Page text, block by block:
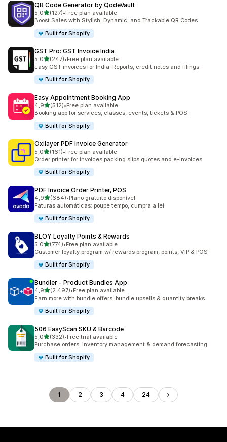
QR Code Generator by QodeVault
5,0de 5 estrelas
(127)
127 total de avaliações
•Free plan available
Boost Sales with Stylish, Dynamic, and Trackable QR Codes.
Built for Shopify
GST Pro: GST Invoice India
5,0de 5 estrelas
(247)
247 total de avaliações
•Free plan available
Easy GST invoices for India. Reports, credit notes and filings
Built for Shopify
Easy Appointment Booking App
4,9de 5 estrelas
(512)
512 total de avaliações
•Free plan available
Booking app for services, classes, events, tickets & POS
Built for Shopify
Oxilayer PDF Invoice Generator
5,0de 5 estrelas
(161)
161 total de avaliações
•Free plan available
Order printer for invoices packing slips quotes and e-invoices
Built for Shopify
PDF Invoice Order Printer, POS
4,9de 5 estrelas
(684)
684 total de avaliações
•Plano gratuito disponível
Faturas automáticas: poupe tempo, cumpra a lei.
Built for Shopify
BLOY Loyalty Points & Rewards
5,0de 5 estrelas
(774)
774 total de avaliações
•Free plan available
Customer loyalty program w/ rewards program, points, VIP & POS
Built for Shopify
Bundler ‑ Product Bundles App
4,9de 5 estrelas
(2.497)
2497 total de avaliações
•Free plan available
Earn more with bundle offers, bundle upsells & quantity breaks
Built for Shopify
506 EasyScan SKU & Barcode
5,0de 5 estrelas
(332)
332 total de avaliações
•Free trial available
Purchase orders, inventory management & demand forecasting
Built for Shopify
1 2 3 4 24